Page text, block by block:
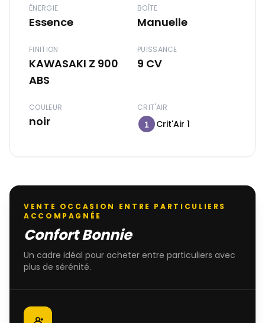
ÉNERGIE
Essence
BOÎTE
Manuelle
FINITION
KAWASAKI Z 900
ABS
PUISSANCE
9 CV
COULEUR
noir
CRIT'AIR
1 Crit'Air 1
VENTE OCCASION ENTRE PARTICULIERS
ACCOMPAGNÉE
Confort Bonnie
Un cadre idéal pour acheter entre particuliers avec
plus de sérénité.